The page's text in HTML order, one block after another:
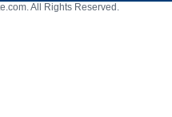
All Rights Reserved.